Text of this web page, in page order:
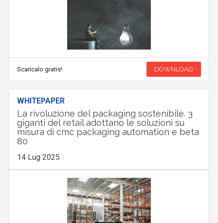
Scaricalo gratis! DOWNLOAD
WHITEPAPER
La rivoluzione del packaging sostenibile. 3
giganti del retail adottano le soluzioni su
misura di cmc packaging automation e beta
80
14 Lug 2025